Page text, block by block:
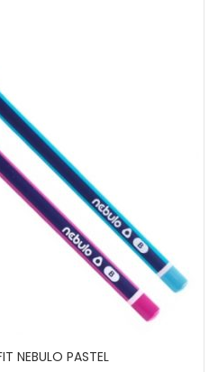
NEBULO PASTEL